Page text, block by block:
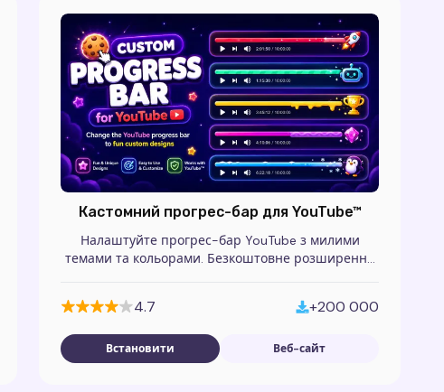
Кастомний прогрес-бар для YouTube™
Налаштуйте прогрес-бар YouTube з милими
темами та кольорами. Безкоштовне розширення
4.7 +200 000
Встановити Веб-сайт